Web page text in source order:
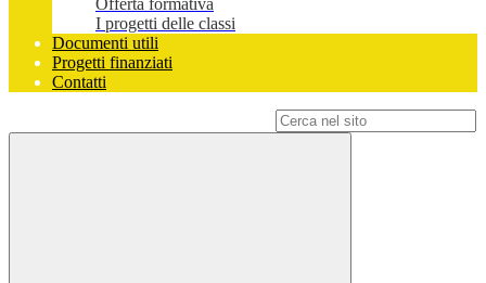
Offerta formativa
I progetti delle classi
Documenti utili
Progetti finanziati
Contatti